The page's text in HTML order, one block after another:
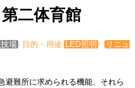
二体育館
場 目的・用途 LED照明
リニュ
避難所に求められる機能、それら